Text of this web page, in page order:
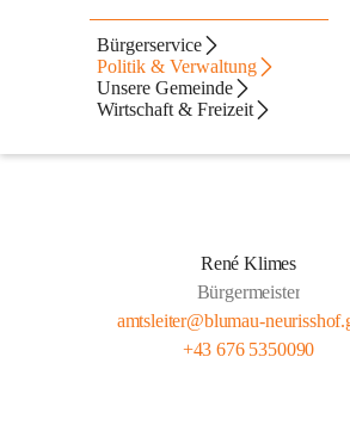
Bürgerservice
Politik & Verwaltung
Unsere Gemeinde
Wirtschaft & Freizeit
René Klimes
Bürgermeister
amtsleiter@blumau-
+43 676 5350090